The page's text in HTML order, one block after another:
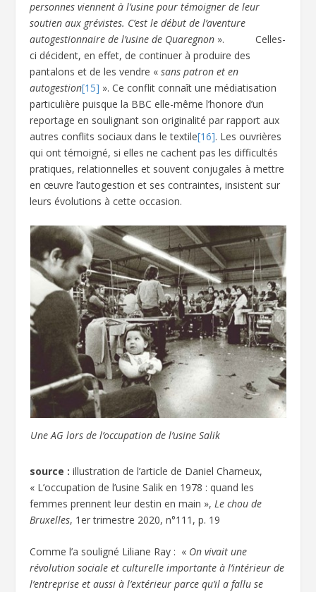
personnes viennent à l’usine pour témoigner de leur
soutien aux grévistes. C’est le début de l’aventure
autogestionnaire de l’usine de Quaregnon ». Celles-
ci décident, en effet, de continuer à produire des
pantalons et de les vendre «sans patron et en
autogestion[15] ». Ce conflit connaît une médiatisation
particulière puisque la BBC elle-même l’honore d’un
reportage en soulignant son originalité par rapport aux
autres conflits sociaux dans le textile[16]. Les ouvrières
qui ont témoigné, si elles ne cachent pas les difficultés
pratiques, relationnelles et souvent conjugales à mettre
en œuvre l’autogestion et ses contraintes, insistent sur
leurs évolutions à cette occasion.
Une AG lors de l’occupation de l’usine Salik
source : illustration de l’article de Daniel Charneux,
« L’occupation de l’usine Salik en 1978 : quand les
femmes prennent leur destin en main », Le chou de
Bruxelles, 1ertrimestre 2020, n°111, p. 19
Comme l’a souligné Liliane Ray : « On vivait une
révolution sociale et culturelle importante à l’intérieur de
l’entreprise et aussi à l’extérieur parce qu’il a fallu se